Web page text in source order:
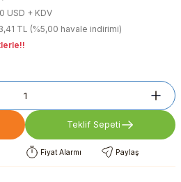
USD + KDV
TL (%5,00 havale indirimi)
Teklif Sepeti
Fiyat Alarmı Paylaş